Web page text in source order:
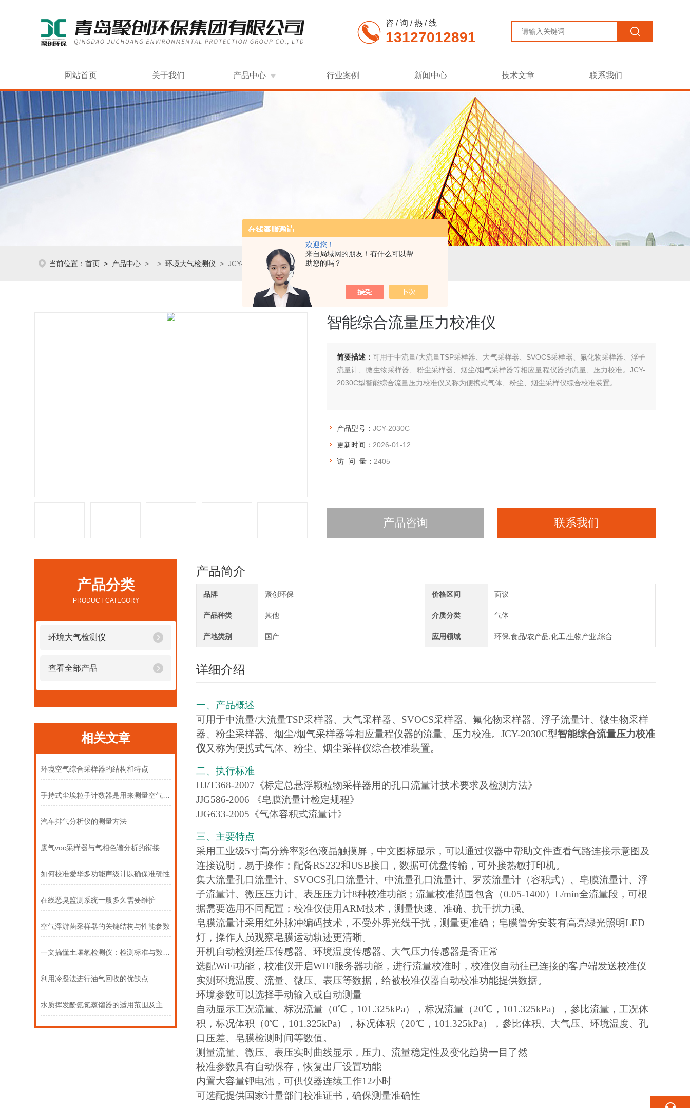
欢迎您！
来自局域网的朋友！有什么可以帮
助您的吗？
咨 / 询 / 热 / 线
13127012891
网站首页 关于我们 产品中心 行业案例 新闻中心 技术文章 联系我们
当前位置： 首页 > 产品中心 > > 环境大气检测仪 > JCY-2030C智能综合流量压力校准仪
智能综合流量压力校准仪
简要描述： 可用于中流量/大流量TSP采样器、大气采样器、SVOCS采样器、氟化物采样器、浮子
流量计、微生物采样器、粉尘采样器、烟尘/烟气采样器等相应量程仪器的流量、压力校准。JCY-
2030C型智能综合流量压力校准仪又称为便携式气体、粉尘、烟尘采样仪综合校准装置。
产品型号： JCY-2030C
更新时间： 2026-01-12
访 问 量： 2405
产品咨询 联系我们
产品分类
PRODUCT CATEGORY
环境大气检测仪
查看全部产品
相关文章
环境空气综合采样器的结构和特点
汽车排气分析仪的测量方法
如何校准爱华多功能声级计以确保准确性
在线恶臭监测系统一般多久需要维护
空气浮游菌采样器的关键结构与性能参数
利用冷凝法进行油气回收的优缺点
产品简介
品牌 聚创环保 价格区间 面议
产品种类 其他 介质分类 气体
产地类别 国产 应用领域 环保,食品/农产品,化工,生物产业,综合
详细介绍
一、产品概述
可用于中流量/大流量TSP采样器、大气采样器、SVOCS采样器、氟化物采样器、浮子流量计、微生物采样
器、粉尘采样器、烟尘/烟气采样器等相应量程仪器的流量、压力校准。JCY-2030C型智能综合流量压力校准
仪又称为便携式气体、粉尘、烟尘采样仪综合校准装置。
二、执行标准
HJ/T368-2007《标定总悬浮颗粒物采样器用的孔口流量计技术要求及检测方法》
JJG586-2006 《皂膜流量计检定规程》
JJG633-2005《气体容积式流量计》
三、主要特点
采用工业级5寸高分辨率彩色液晶触摸屏，中文图标显示，可以通过仪器中帮助文件查看气路连接示意图及
连接说明，易于操作；配备RS232和USB接口，数据可优盘传输，可外接热敏打印机。
集大流量孔口流量计、SVOCS孔口流量计、中流量孔口流量计、罗茨流量计（容积式）、皂膜流量计、浮
子流量计、微压压力计、表压压力计8种校准功能；流量校准范围包含（0.05-1400）L/min全流量段，可根
据需要选用不同配置；校准仪使用ARM技术，测量快速、准确、抗干扰力强。
皂膜流量计采用红外脉冲编码技术，不受外界光线干扰，测量更准确；皂膜管旁安装有高亮绿光照明LED
灯，操作人员观察皂膜运动轨迹更清晰。
开机自动检测差压传感器、环境温度传感器、大气压力传感器是否正常
选配WiFi功能，校准仪开启WIFI服务器功能，进行流量校准时，校准仪自动往已连接的客户端发送校准仪
实测环境温度、流量、微压、表压等数据，给被校准仪器自动校准功能提供数据。
环境参数可以选择手动输入或自动测量
自动显示工况流量、标况流量（0℃，101.325kPa），标况流量（20℃，101.325kPa），參比流量，工况体
积，标况体积（0℃，101.325kPa），标况体积（20℃，101.325kPa），參比体积、大气压、环境温度、孔
口压差、皂膜检测时间等数值。
测量流量、微压、表压实时曲线显示，压力、流量稳定性及变化趋势一目了然
校准参数具有自动保存，恢复出厂设置功能
内置大容量锂电池，可供仪器连续工作12小时
可选配提供国家计量部门校准证书，确保测量准确性